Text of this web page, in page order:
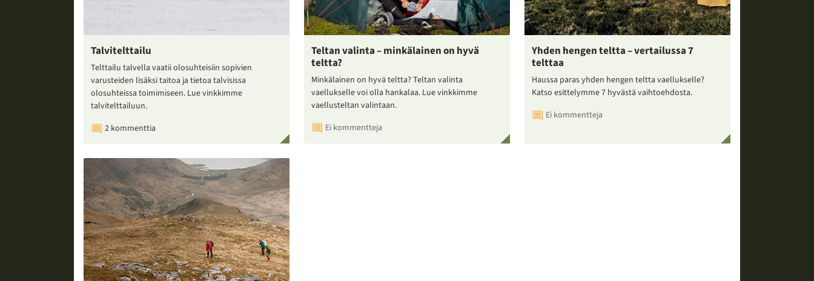
Talvitelttailu
Telttailu talvella vaatii olosuhteisiin sopivien
varusteiden lisäksi taitoa ja tietoa talvisissa
olosuhteissa toimimiseen. Lue vinkkimme
talvitelttailuun.
2 kommenttia
Teltan valinta – minkälainen on hyvä
teltta?
Minkälainen on hyvä teltta? Teltan valinta
vaellukselle voi olla hankalaa. Lue vinkkimme
vaellusteltan valintaan.
Ei kommentteja
Yhden hengen teltta – vertailussa 7
telttaa
Haussa paras yhden hengen teltta vaellukselle?
Katso esittelymme 7 hyvästä vaihtoehdosta.
Ei kommentteja